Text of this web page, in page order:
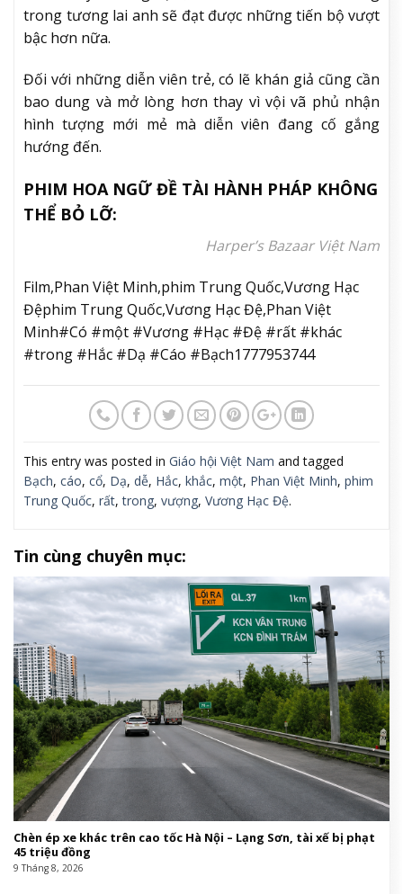
trong tương lai anh sẽ đạt được những tiến bộ vượt
bậc hơn nữa.
Đối với những diễn viên trẻ, có lẽ khán giả cũng cần
bao dung và mở lòng hơn thay vì vội vã phủ nhận
hình tượng mới mẻ mà diễn viên đang cố gắng
hướng đến.
PHIM HOA NGỮ ĐỀ TÀI HÀNH PHÁP KHÔNG
THỂ BỎ LỠ:
Harper’s Bazaar Việt Nam
Film,Phan Việt Minh,phim Trung Quốc,Vương Hạc
Đệphim Trung Quốc,Vương Hạc Đệ,Phan Việt
Minh#Có #một #Vương #Hạc #Đệ #rất #khác
#trong #Hắc #Dạ #Cáo #Bạch1777953744
This entry was posted in Giáo hội Việt Nam and tagged
Bạch, cáo, cổ, Dạ, dễ, Hắc, khắc, một, Phan Việt Minh, phim
Trung Quốc, rất,trong, vượng, Vương Hạc Đệ.
Tin cùng chuyên mục:
Chèn ép xe khác trên cao tốc Hà Nội – Lạng Sơn, tài xế bị phạt
45 triệu đồng
9 Tháng 8, 2026